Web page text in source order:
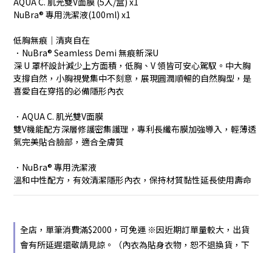
NuBra® 專用洗潔液(100ml) x1
低胸無痕｜清爽自在
．NuBra® Seamless Demi 無痕新深U
深 U 罩杯設計減少上方面積，低胸、V 領皆可安心駕馭。中大胸
支撐自然，小胸視覺集中不刻意，展現圓潤順暢的自然胸型，是
喜愛自在穿搭的必備隱形內衣
．AQUA C. 肌光雙V面膜
雙V機能配方深層修護密集護理，專利長纖布膜加強導入，輕薄透
氣完美貼合臉部，適合全膚質
．NuBra® 專用洗潔液
溫和中性配方，有效清潔隱形內衣，保持材質黏性延長使用壽命
全店，單筆消費滿$2000，可免運 ※因近期訂單量較大，出貨
會有所延遲還敬請見諒。（內衣為貼身衣物，恕不退換貨，下